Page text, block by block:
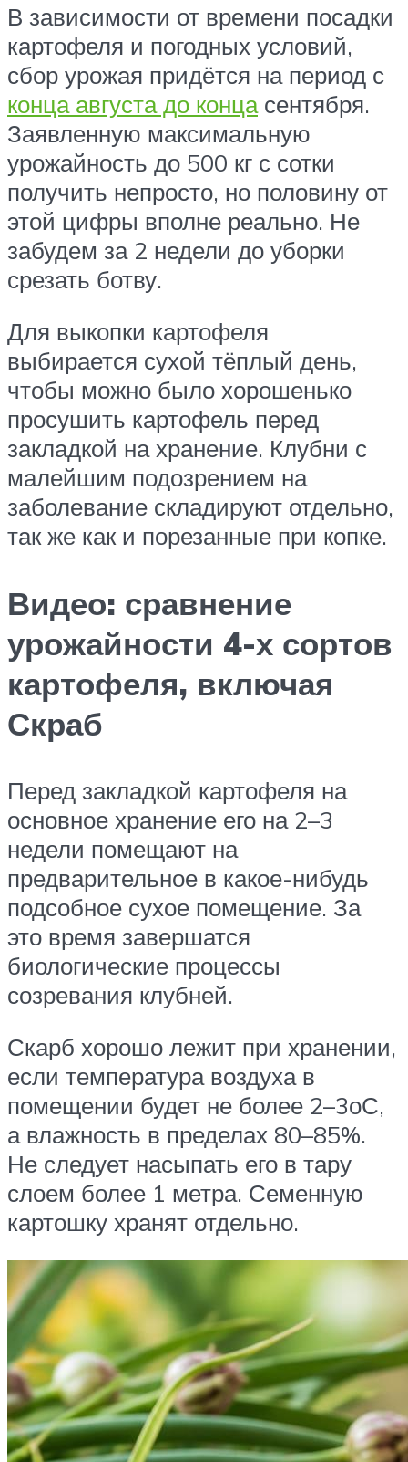
В зависимости от времени посадки
картофеля и погодных условий,
сбор урожая придётся на период с
конца августа до концасентября.
Заявленную максимальную
урожайность до 500 кг с сотки
получить непросто, но половину от
этой цифры вполне реально. Не
забудем за 2 недели до уборки
срезать ботву.
Для выкопки картофеля
выбирается сухой тёплый день,
чтобы можно было хорошенько
просушить картофель перед
закладкой на хранение. Клубни с
малейшим подозрением на
заболевание складируют отдельно,
так же как и порезанные при копке.
Видео: сравнение
урожайности 4-х сортов
картофеля, включая
Скраб
Перед закладкой картофеля на
основное хранение его на 2–3
недели помещают на
предварительное в какое-нибудь
подсобное сухое помещение. За
это время завершатся
биологические процессы
созревания клубней.
Скарб хорошо лежит при хранении,
если температура воздуха в
помещении будет не более 2–3оС,
а влажность в пределах 80–85%.
Не следует насыпать его в тару
слоем более 1 метра. Семенную
картошку хранят отдельно.